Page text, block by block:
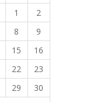
1
2
8
9
15
16
22
23
29
30